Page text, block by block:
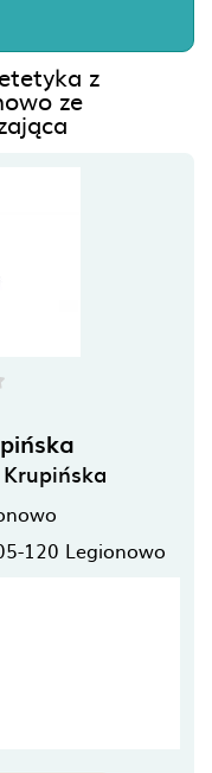
z
ze
120 Legionowo